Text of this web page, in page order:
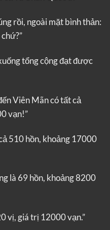
rồi, ngoài mặt bình thản:
tổng cộng đạt được
Viên Mãn có tất cả
vạn!”
510 hồn, khoảng 17000
là 69 hồn, khoảng 8200
vị, giá trị 12000 vạn.”